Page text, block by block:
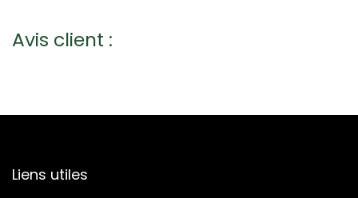
Avis client :
Liens utiles